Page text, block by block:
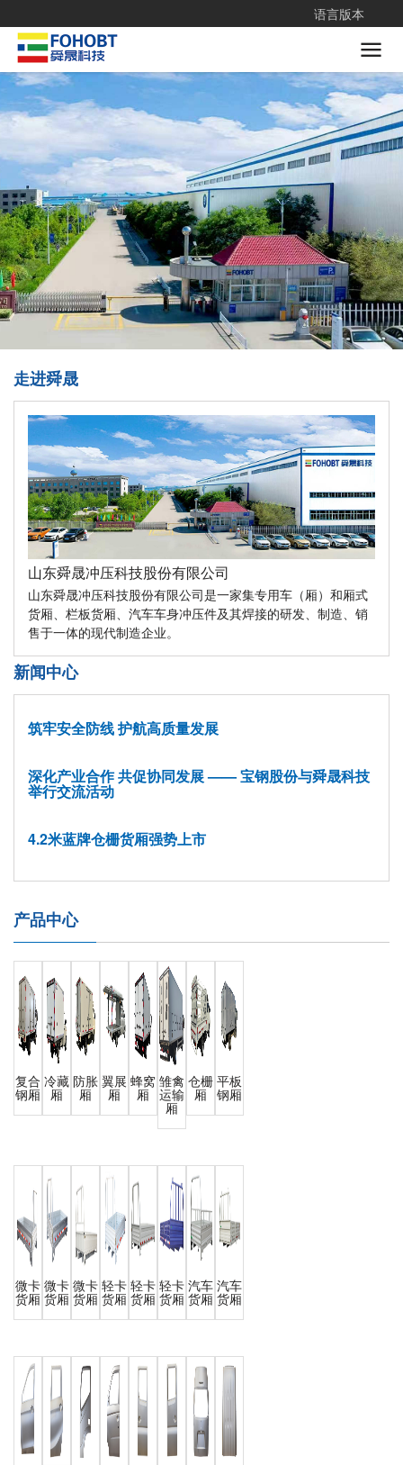
语言版本

走进舜晟
山东舜晟冲压科技股份有限公司
山东舜晟冲压科技股份有限公司是一家集专用车（厢）和厢式
货厢、栏板货厢、汽车车身冲压件及其焊接的研发、制造、销
售于一体的现代制造企业。
新闻中心
筑牢安全防线 护航高质量发展
深化产业合作 共促协同发展 —— 宝钢股份与舜晟科技
举行交流活动
4.2米蓝牌仓栅货厢强势上市
产品中心
复合
钢厢
冷藏
厢
防胀
厢
翼展
厢
蜂窝
厢
雏禽
运输
厢
仓栅
厢
平板
钢厢
微卡
货厢
微卡
货厢
微卡
货厢
轻卡
货厢
轻卡
货厢
轻卡
货厢
汽车
货厢
汽车
货厢